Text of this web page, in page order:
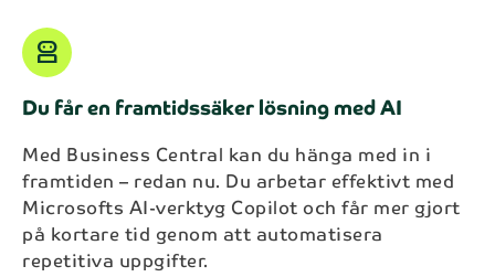
robot_2
Du får en framtidssäker lösning med AI
Med Business Central kan du hänga med in i
framtiden – redan nu. Du arbetar effektivt med
Microsofts AI-verktyg Copilot och får mer gjort
på kortare tid genom att automatisera
repetitiva uppgifter.